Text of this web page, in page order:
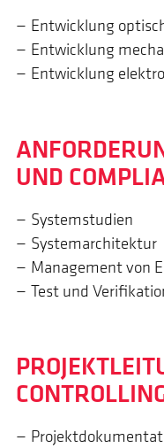
Entwicklung
Entwicklung
Entwicklung
UND
Systemstudien
Systemarchitektur
Management von
Test und